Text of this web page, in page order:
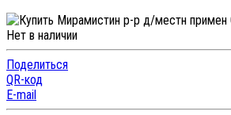
Нет в наличии
Поделиться
QR-код
E-mail